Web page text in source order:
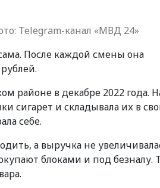
Telegram-канал «МВД 24»
После каждой смены она
районе в декабре 2022 года.
сигарет и складывала их в
себе.
а выручка не
блоками и под безналу.